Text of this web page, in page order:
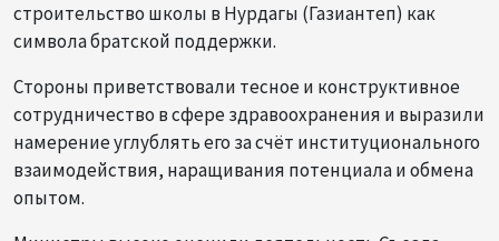
строительство школы в Нурдагы (Газиантеп) как
символа братской поддержки.
Стороны приветствовали тесное и конструктивное
сотрудничество в сфере здравоохранения и выразили
намерение углублять его за счёт институционального
взаимодействия, наращивания потенциала и обмена
опытом.